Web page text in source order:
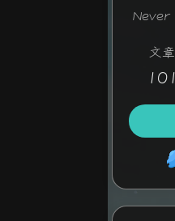
文章
101